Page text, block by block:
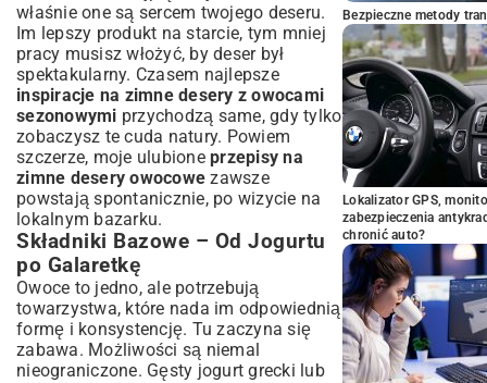
właśnie one są sercem twojego deseru.
Im lepszy produkt na starcie, tym mniej
pracy musisz włożyć, by deser był
spektakularny. Czasem najlepsze
inspiracje na zimne desery z owocami
sezonowymi przychodzą same, gdy tylko
zobaczysz te cuda natury. Powiem
szczerze, moje ulubione przepisy na
zimne desery owocowe zawsze
powstają spontanicznie, po wizycie na
lokalnym bazarku.
Składniki Bazowe – Od Jogurtu
po Galaretkę
Owoce to jedno, ale potrzebują
towarzystwa, które nada im odpowiednią
formę i konsystencję. Tu zaczyna się
zabawa. Możliwości są niemal
nieograniczone. Gęsty jogurt grecki lub
Bezpieczne metody
Lokalizator GPS,
zabezpieczenia
chronić auto?